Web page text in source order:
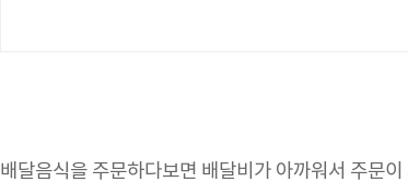
배달음식을 주문하다보면 배달비가 아까워서 주문